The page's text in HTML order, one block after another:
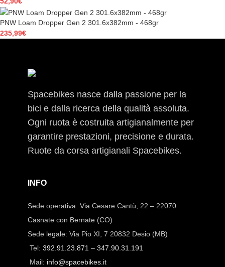
PNW Loam Dropper Gen 2 301.6x382mm - 468gr
235,99€
Spacebikes nasce dalla passione per la
bici e dalla ricerca della qualità assoluta.
Ogni ruota è costruita artigianalmente per
garantire prestazioni, precisione e durata.
Ruote da corsa artigianali Spacebikes.
INFO
Sede operativa: Via Cesare Cantù, 22 – 22070
Casnate con Bernate (CO)
Sede legale: Via Pio XI, 7 20832 Desio (MB)
Tel: 392.91.23.871 – 347.90.31.191
Mail: info@spacebikes.it